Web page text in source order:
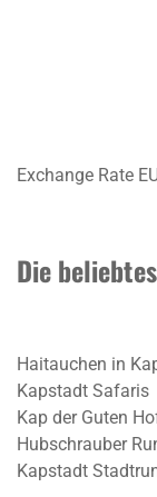
Exchange Rate
Die
Haitauchen in
Kapstadt Safaris
Kap der Guten
Hubschrauber
Kapstadt